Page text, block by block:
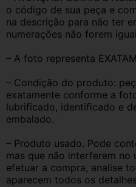
o código de sua peça e
na descrição para não ter
numerações não forem
– A foto representa
– Condição do produto:
exatamente conforme a
lubrificado, identificado e
embalado.
– Produto usado. Pode
mas que não interferem no
efetuar a compra, analise
aparecem todos os